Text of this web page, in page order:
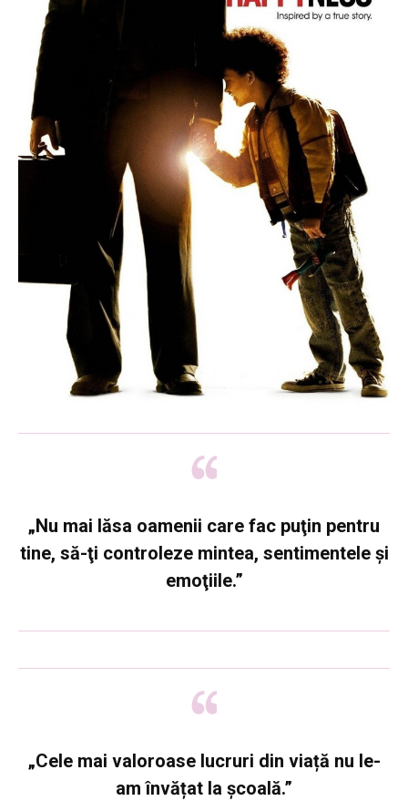
„Nu mai lăsa oamenii care fac puţin pentru
tine, să-ţi controleze mintea, sentimentele şi
emoţiile.”
„Cele mai valoroase lucruri din viață nu le-
am învățat la școală.”